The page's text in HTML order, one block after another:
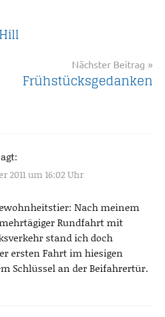
Nächster Beitrag
Frühstücksgedanken
2011 um 16:02 Uhr
Nach meinem
Rundfahrt mit
stand ich doch
ersten Fahrt im hiesigen
Schlüssel an der Beifahrertür.